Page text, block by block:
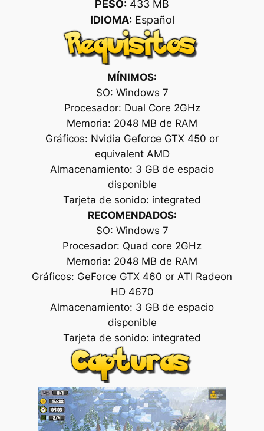
PESO: 433 MB
IDIOMA:Español
MÍNIMOS:
SO: Windows 7
Procesador: Dual Core 2GHz
Memoria: 2048 MB de RAM
Gráficos: Nvidia Geforce GTX 450 or
equivalent AMD
Almacenamiento: 3 GB de espacio
disponible
Tarjeta de sonido: integrated
RECOMENDADOS:
SO: Windows 7
Procesador: Quad core 2GHz
Memoria: 2048 MB de RAM
Gráficos: GeForce GTX 460 or ATI Radeon
HD 4670
Almacenamiento: 3 GB de espacio
disponible
Tarjeta de sonido: integrated